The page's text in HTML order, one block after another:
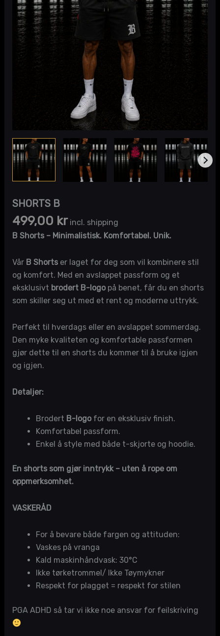
SHORTS B
499,00 kr incl. shipping
B Shorts – Minimalistisk. Komfortabel. Unik.
Vår B Shortser laget for deg som vil kombinere stil
og komfort. Med en avslappet passform og et
eksklusivt brodert B-logopå benet, får du en shorts
som skiller seg ut med et rent og moderne uttrykk.
Perfekt til hverdags eller en avslappet sommerdag.
Den myke kvaliteten og komfortable passformen
gjør dette til en shorts du kommer til å bruke igjen
og igjen.
Detaljer:
Brodert B-logofor en eksklusiv finish.
Komfortabel passform.
Enkel å style med både t-skjorte og hoodie.
En shorts som gjør inntrykk – uten å rope om
oppmerksomhet.
VASKERÅD
For å bevare både fargen og attituden:
Vaskes på vranga
Kald maskinhåndvask: 30°C
Ikke tørketrommel/ Ikke Tøymykner
Respekt for plagget = respekt for stilen
PGA ADHD så tar vi ikke noe ansvar for feilskriving